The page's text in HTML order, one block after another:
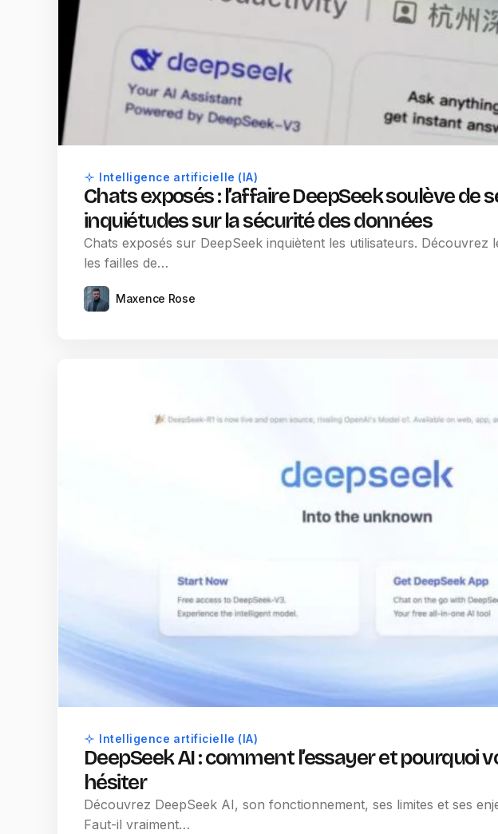
Intelligence artificielle (IA)
Chats exposés : l’affaire DeepSeek soulève de
inquiétudes sur la sécurité des données
Chats exposés sur DeepSeek inquiètent les utilisateurs. Découvrez
les failles de…
Maxence Rose
Intelligence artificielle (IA)
DeepSeek AI : comment l’essayer et pourquoi
hésiter
Découvrez DeepSeek AI, son fonctionnement, ses limites et ses
Faut-il vraiment…